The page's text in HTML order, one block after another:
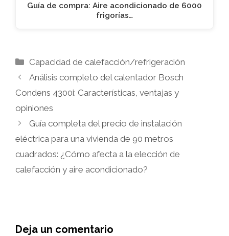
Guía de compra: Aire acondicionado de 6000
frigorías…
Categorías
Capacidad de calefacción/refrigeración
Análisis completo del calentador Bosch
Condens 4300i: Características, ventajas y
opiniones
Guía completa del precio de instalación
eléctrica para una vivienda de 90 metros
cuadrados: ¿Cómo afecta a la elección de
calefacción y aire acondicionado?
Deja un comentario